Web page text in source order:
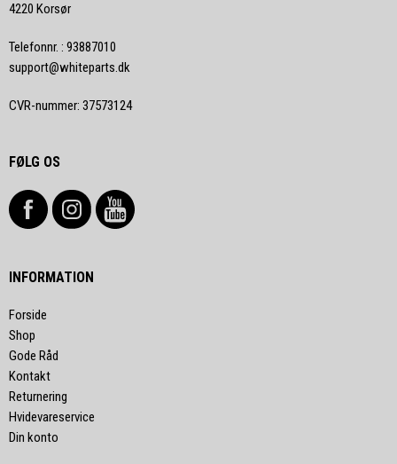
4220 Korsør
Telefonnr. : 93887010
support@whiteparts.dk
CVR-nummer: 37573124
FØLG OS
INFORMATION
Forside
Shop
Gode Råd
Kontakt
Returnering
Hvidevareservice
Din konto